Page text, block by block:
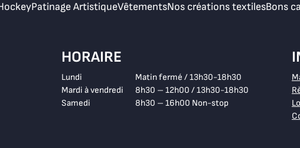
Patinage ArtistiqueVêtementsNos créations textilesBons
HORAIRE
Lundi
Matin fermé / 13h30-18h30
Mardi à vendredi
8h30 – 12h00 / 13h30-18h30
Samedi
8h30 – 16h00 Non-stop